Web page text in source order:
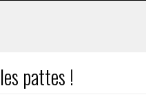
pattes !